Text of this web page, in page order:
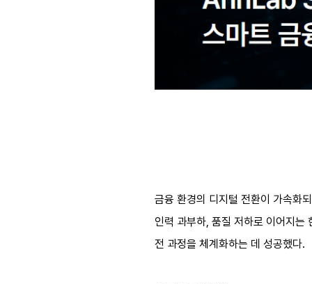
금융 환경의 디지털 전환이 가속화
인력 과부하, 품질 저하로 이어지
전 과정을 체계화하는 데 성공했다.